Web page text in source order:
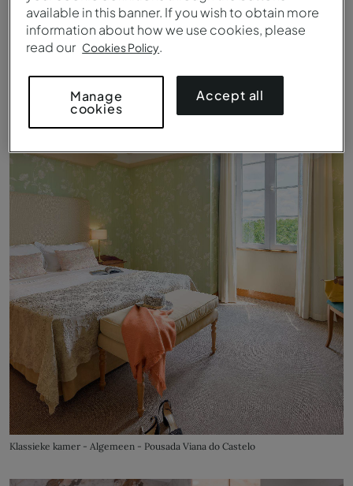
Klassieke kamer - Algemeen - Pousada Viana do Castelo
available in this banner. If you wish to obtain more
information about how we use cookies, please
read our Cookies Policy.
Accept all
Manage
cookies